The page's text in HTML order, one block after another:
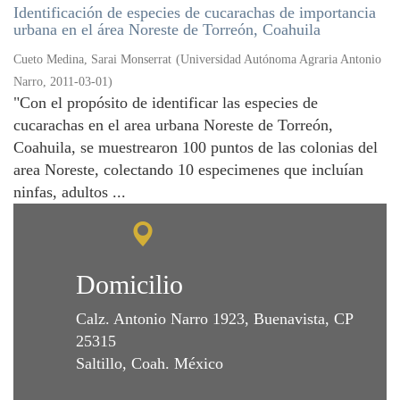
Identificación de especies de cucarachas de importancia
urbana en el área Noreste de Torreón, Coahuila
Cueto Medina, Sarai Monserrat (Universidad Autónoma Agraria Antonio
Narro, 2011-03-01)
"Con el propósito de identificar las especies de
cucarachas en el area urbana Noreste de Torreón,
Coahuila, se muestrearon 100 puntos de las colonias del
area Noreste, colectando 10 especimenes que incluían
ninfas, adultos ...
Domicilio
Calz. Antonio Narro 1923, Buenavista, CP
25315
Saltillo, Coah. México